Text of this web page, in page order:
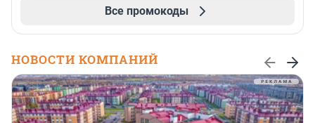
Все промокоды
НОВОСТИ КОМПАНИЙ